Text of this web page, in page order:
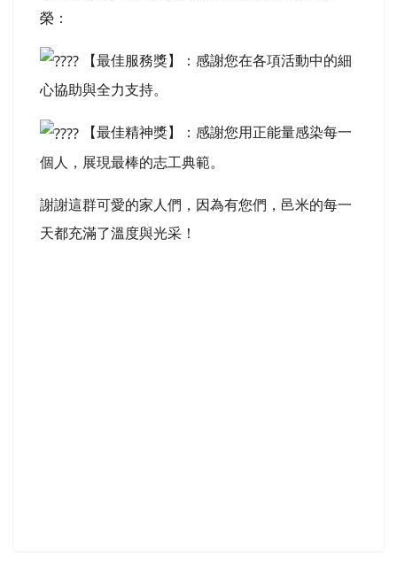
榮：
【最佳服務獎】：感謝您在各項活動中的細
心協助與全力支持。
【最佳精神獎】：感謝您用正能量感染每一
個人，展現最棒的志工典範。
謝謝這群可愛的家人們，因為有您們，邑米的每一
天都充滿了溫度與光采！